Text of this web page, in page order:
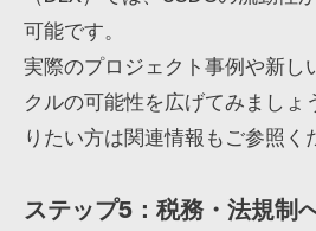
可能です。
実際のプロジェクト事例や新し
クルの可能性を広げてみましょ
りたい方は関連情報もご参照く
ステップ5：税務・法規制